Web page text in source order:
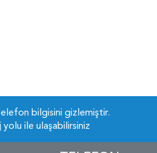
sürece çerez politikasını kabul etmiş
bilgisini gizlemiştir.
ile ulaşabilirsiniz